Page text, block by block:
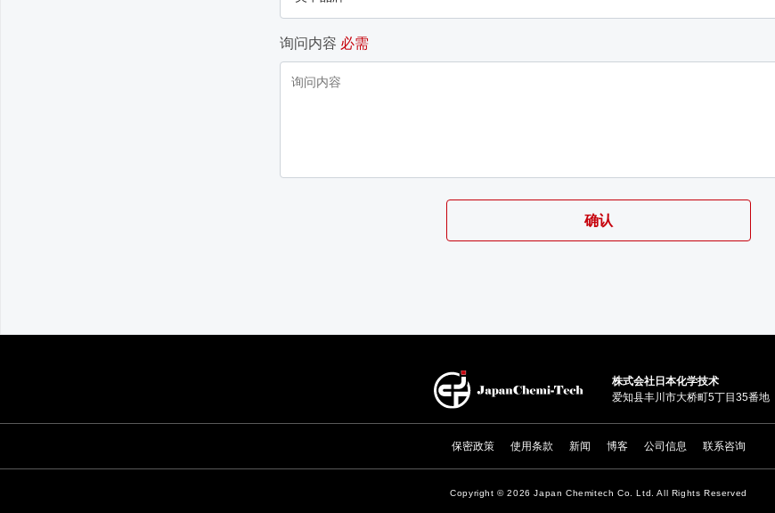
询问内容 必需
株式会社日本化学技术
爱知县丰川市大桥町5丁目35番地
保密政策 使用条款 新闻 博客 公司信息 联系咨询
Copyright ©2026 Japan Chemitech Co. Ltd. All Rights Reserved